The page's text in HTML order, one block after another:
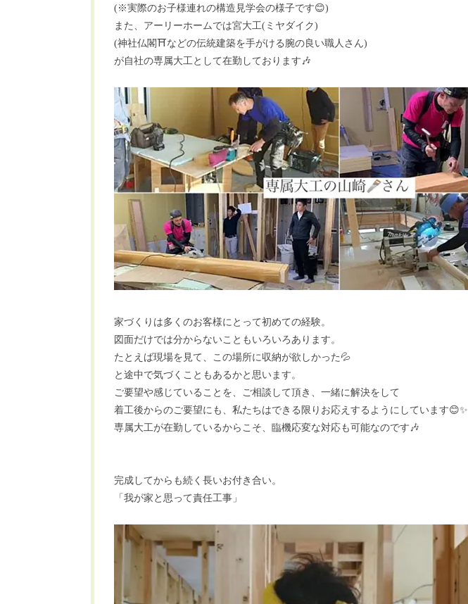
(※実際のお子様連れの構造見学会の様子です😊)
また、アーリーホームでは宮大工(ミヤダイク)
(神社仏閣⛩などの伝統建築を手がける腕の良い職人さん)
が自社の専属大工として在勤しております🎶
家づくりは多くのお客様にとって初めての経験。
図面だけでは分からないこともいろいろあります。
たとえば現場を見て、この場所に収納が欲しかった💦
と途中で気づくこともあるかと思います。
ご要望や感じていることを、ご相談して頂き、一緒に解決をして
着工後からのご要望にも、私たちはできる限りお応えするようにしています😊✨
専属大工が在勤しているからこそ、臨機応変な対応も可能なのです🎶
完成してからも続く長いお付き合い。
「我が家と思って責任工事」